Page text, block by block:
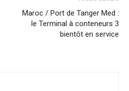
Maroc / Port de Tanger Med :
le Terminal à conteneurs 3
bientôt en service